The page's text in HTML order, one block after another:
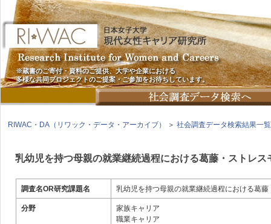
※蔵書のご寄付・資料のご提供、大学や企業における
多様な共同プロジェクトのご提案・ご参加をお待ちしています。
RIWAC・DA（リワック・データ・アーカイブ） ＞ 社会調査データ検索結果一覧
乳幼児を持つ母親の就業継続過程における葛藤・ストレス
調査名OR研究課題名 乳幼児を持つ母親の就業継続過程における葛
分野
家族キャリア
職業キャリア